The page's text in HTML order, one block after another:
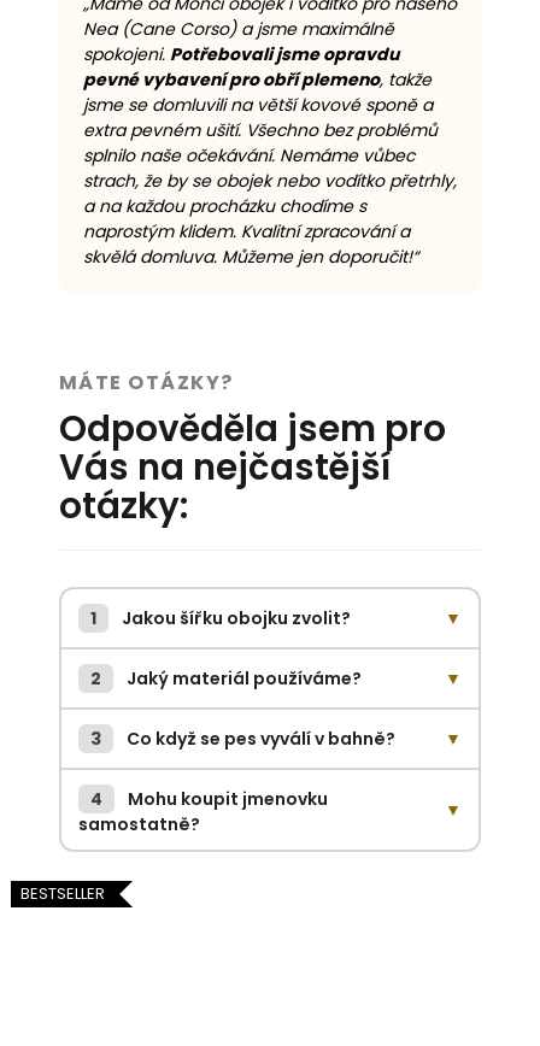
Nea (Cane Corso) a jsme maximálně
spokojeni. Potřebovali jsme opravdu
pevné vybavení pro obří plemeno, takže
jsme se domluvili na větší kovové sponě a
extra pevném ušití. Všechno bez problémů
splnilo naše očekávání. Nemáme vůbec
strach, že by se obojek nebo vodítko přetrhly,
a na každou procházku chodíme s
naprostým klidem. Kvalitní zpracování a
skvělá domluva. Můžeme jen doporučit!“
MÁTE OTÁZKY?
Odpověděla jsem pro
Vás na nejčastější
otázky:
1 Jakou šířku obojku zvolit? ▼
2 Jaký materiál používáme? ▼
3 Co když se pes vyválí v bahně? ▼
4
Mohu koupit jmenovku
samostatně?
▼
BESTSELLER